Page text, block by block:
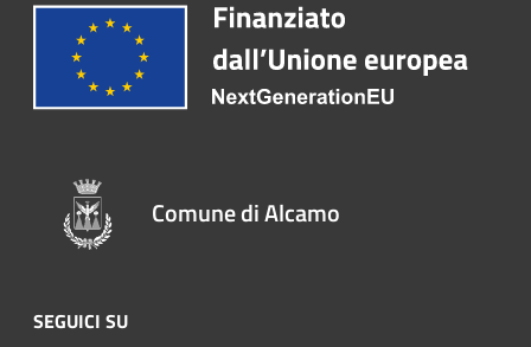
Comune di Alcamo
SEGUICI SU